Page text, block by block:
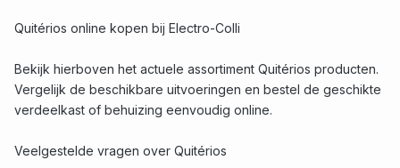
Quitérios online kopen bij Electro-Colli
Bekijk hierboven het actuele assortiment Quitérios producten.
Vergelijk de beschikbare uitvoeringen en bestel de geschikte
verdeelkast of behuizing eenvoudig online.
Veelgestelde vragen over Quitérios